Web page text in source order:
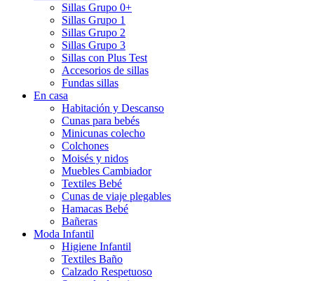
Sillas Grupo 0+
Sillas Grupo 1
Sillas Grupo 2
Sillas Grupo 3
Sillas con Plus Test
Accesorios de sillas
Fundas sillas
En casa
Habitación y Descanso
Cunas para bebés
Minicunas colecho
Colchones
Moisés y nidos
Muebles Cambiador
Textiles Bebé
Cunas de viaje plegables
Hamacas Bebé
Bañeras
Moda Infantil
Higiene Infantil
Textiles Baño
Calzado Respetuoso